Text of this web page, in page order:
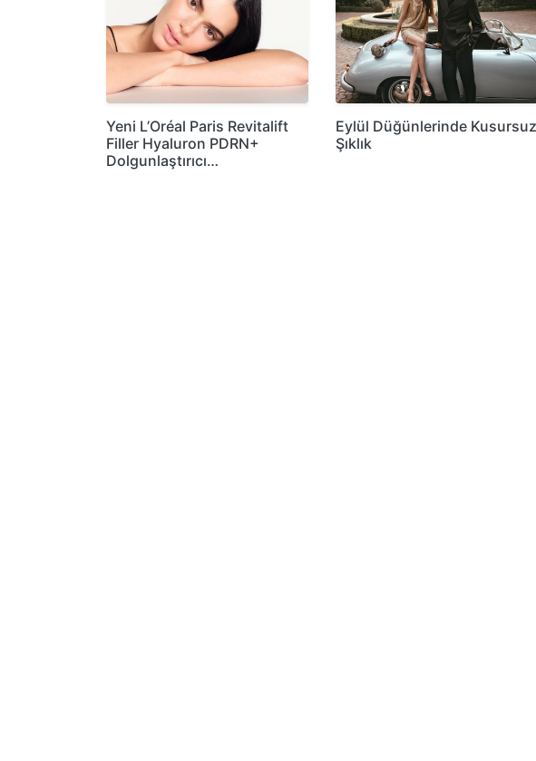
Yeni L’Oréal Paris Revitalift
Filler Hyaluron PDRN+
Dolgunlaştırıcı…
Eylül Düğünlerinde Kusursuz
Şıklık